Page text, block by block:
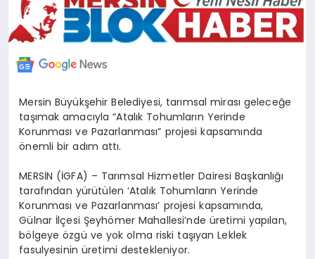
KÜNYE
Mersin Büyükşehir Belediyesi, tarımsal mirası geleceğe
taşımak amacıyla “Atalık Tohumların Yerinde
Korunması ve Pazarlanması” projesi kapsamında
önemli bir adım attı.
MERSİN (İGFA) – Tarımsal Hizmetler Dairesi Başkanlığı
tarafından yürütülen ‘Atalık Tohumların Yerinde
Korunması ve Pazarlanması’ projesi kapsamında,
Gülnar İlçesi Şeyhömer Mahallesi’nde üretimi yapılan,
bölgeye özgü ve yok olma riski taşıyan Leklek
fasulyesinin üretimi destekleniyor.